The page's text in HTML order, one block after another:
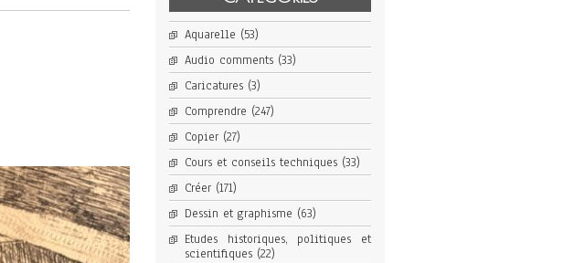
Aquarelle (53)
Audio comments(33)
Caricatures(3)
Comprendre (247)
Copier(27)
Cours et conseils techniques(33)
Créer(171)
Dessin et graphisme (63)
Etudes historiques, politiques et
scientifiques(22)